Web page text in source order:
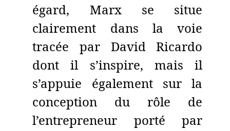
égard, Marx se situe
clairement dans la voie
tracée par David Ricardo
dont il s’inspire, mais il
s’appuie également sur la
conception du rôle de
l’entrepreneur porté par